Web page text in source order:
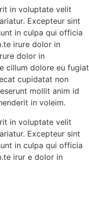
in voluptate velit
Excepteur sint
in culpa qui officia
irure dolor in
dolor in
cillum dolore eu fugiat
cupidatat non
mollit anim id
in voleim.
in voluptate velit
Excepteur sint
in culpa qui officia
irur e dolor in